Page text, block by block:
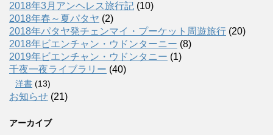
2018年3月アンヘレス旅行記 (10)
2018年春～夏パタヤ (2)
2018年パタヤ発チェンマイ・プーケット周遊旅行 (20)
2018年ビエンチャン・ウドンターニー (8)
2019年ビエンチャン・ウドンタニー (1)
千夜一夜ライブラリー (40)
洋書 (13)
お知らせ (21)
アーカイブ